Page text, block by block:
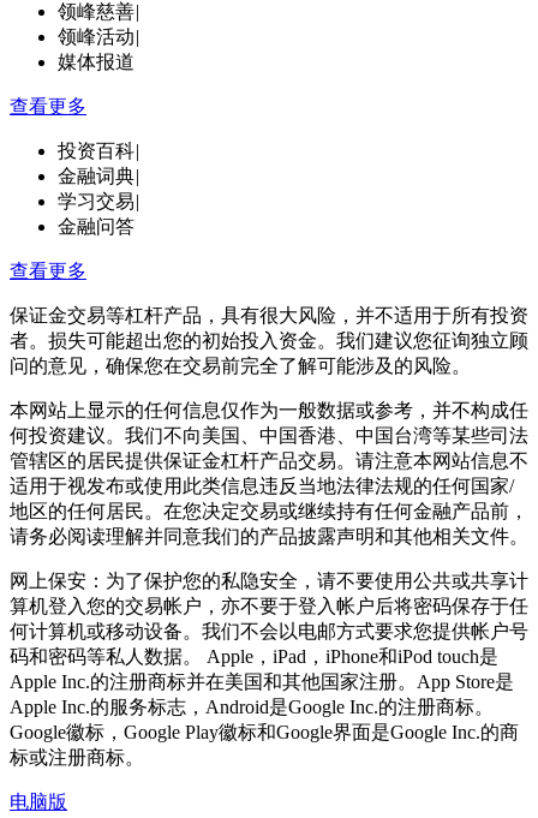
领峰慈善|
领峰活动|
媒体报道
查看更多
投资百科|
金融词典|
学习交易|
金融问答
查看更多
保证金交易等杠杆产品，具有很大风险，并不适用于所有投资
者。损失可能超出您的初始投入资金。我们建议您征询独立顾
问的意见，确保您在交易前完全了解可能涉及的风险。
本网站上显示的任何信息仅作为一般数据或参考，并不构成任
何投资建议。我们不向美国、中国香港、中国台湾等某些司法
管辖区的居民提供保证金杠杆产品交易。请注意本网站信息不
适用于视发布或使用此类信息违反当地法律法规的任何国家/
地区的任何居民。在您决定交易或继续持有任何金融产品前，
请务必阅读理解并同意我们的产品披露声明和其他相关文件。
网上保安：为了保护您的私隐安全，请不要使用公共或共享计
算机登入您的交易帐户，亦不要于登入帐户后将密码保存于任
何计算机或移动设备。我们不会以电邮方式要求您提供帐户号
码和密码等私人数据。 Apple，iPad，iPhone和iPod touch是
Apple Inc.的注册商标并在美国和其他国家注册。App Store是
Apple Inc.的服务标志，Android是Google Inc.的注册商标。
Google徽标，Google Play徽标和Google界面是Google Inc.的商
标或注册商标。
电脑版